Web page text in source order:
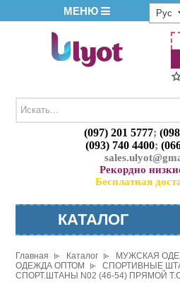
МЕНЮ
(097) 201 5777;
(093) 740 4400;
Рекордно
Бесплатная
КАТАЛОГ
Главная Каталог МУЖСКАЯ
ОДЕЖДА ОПТОМ
СПОРТИВНЫЕ
СПОРТ.ШТАНЫ N02 (46-54) ПРЯМОЙ